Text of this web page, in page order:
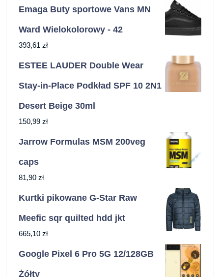
Emaga Buty sportowe Vans MN
Ward Wielokolorowy - 42
393,61 zł
ESTEE LAUDER Double Wear
Stay-in-Place Podkład SPF 10 2N1
Desert Beige 30ml
150,99 zł
Jarrow Formulas MSM 200veg
caps
81,90 zł
Kurtki pikowane G-Star Raw
Meefic sqr quilted hdd jkt
665,10 zł
Google Pixel 6 Pro 5G 12/128GB
Żółty